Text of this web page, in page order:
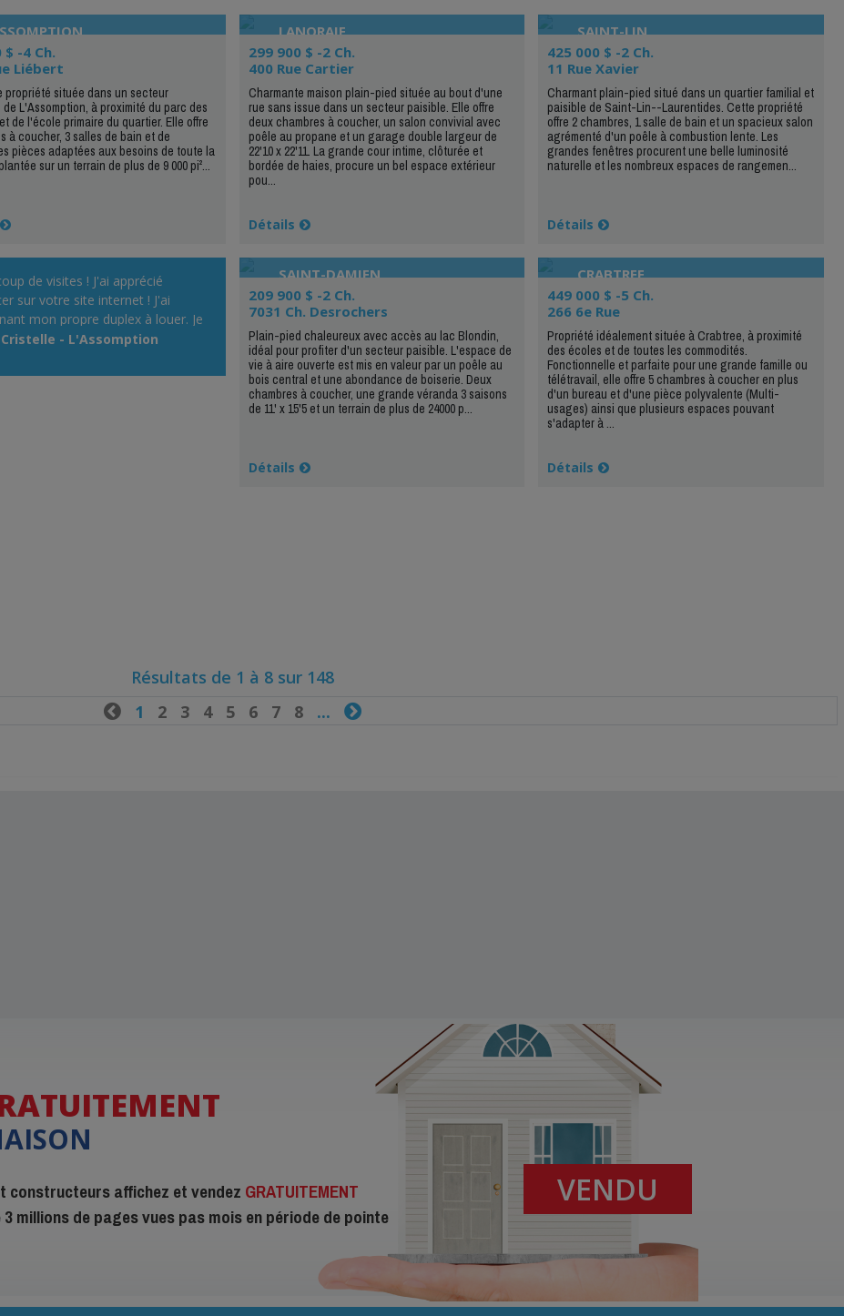
$ -4 Ch.
Liébert
propriété située dans un secteur
L'Assomption, à proximité du parc des
de l'école primaire du quartier. Elle offre
à coucher, 3 salles de bain et de
pièces adaptées aux besoins de toute la
sur un terrain de plus de 9 000 pi²...
LANORAIE
299 900 $ -2 Ch.
400 Rue Cartier
Charmante maison plain-pied située au bout d'une
rue sans issue dans un secteur paisible. Elle offre
deux chambres à coucher, un salon convivial avec
poêle au propane et un garage double largeur de
22'10 x 22'11. La grande cour intime, clôturée et
bordée de haies, procure un bel espace extérieur
pou...
Détails
SAINT-LIN
425 000 $ -2 Ch.
11 Rue Xavier
Charmant plain-pied situé dans un quartier familial et
paisible de Saint-Lin--Laurentides. Cette propriété
offre 2 chambres, 1 salle de bain et un spacieux salon
agrémenté d'un poêle à combustion lente. Les
grandes fenêtres procurent une belle luminosité
naturelle et les nombreux espaces de rangemen...
Détails
de visites ! J'ai apprécié
sur votre site internet ! J'ai
mon propre duplex à louer. Je
par votre site!»
- L'Assomption
SAINT-DAMIEN
209 900 $ -2 Ch.
7031 Ch. Desrochers
Plain-pied chaleureux avec accès au lac Blondin,
idéal pour profiter d'un secteur paisible. L'espace de
vie à aire ouverte est mis en valeur par un poêle au
bois central et une abondance de boiserie. Deux
chambres à coucher, une grande véranda 3 saisons
de 11' x 15'5 et un terrain de plus de 24000 p...
Détails
CRABTREE
449 000 $ -5 Ch.
266 6e Rue
Propriété idéalement située à Crabtree, à proximité
des écoles et de toutes les commodités.
Fonctionnelle et parfaite pour une grande famille ou
télétravail, elle offre 5 chambres à coucher en plus
d'un bureau et d'une pièce polyvalente (Multi-
usages) ainsi que plusieurs espaces pouvant
s'adapter à ...
Détails
Résultats de 1 à 8 sur 148
1 2 3 4 5 6 7 8... 
constructeurs affichez et vendez GRATUITEMENT
millions de pages vues pas mois en période de pointe
VENDU